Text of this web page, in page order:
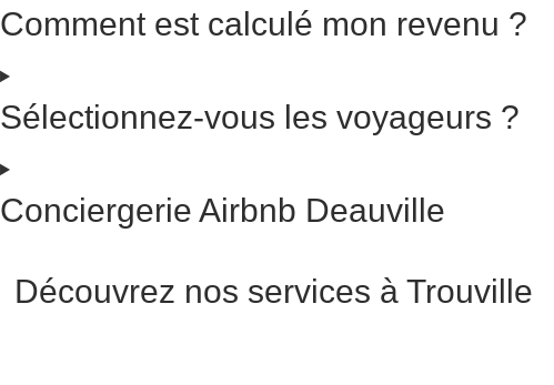
Comment est calculé mon revenu ?
Sélectionnez-vous les voyageurs ?
Conciergerie Airbnb Deauville
Découvrez nos services à Trouville